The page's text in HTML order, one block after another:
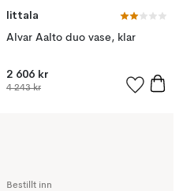
Iittala
Alvar Aalto duo vase, klar
2 606 kr
4 243 kr
Bestillt inn